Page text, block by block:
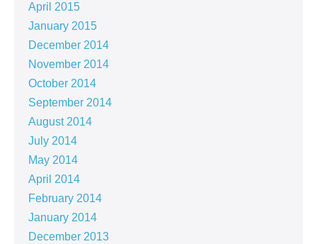
April 2015
January 2015
December 2014
November 2014
October 2014
September 2014
August 2014
July 2014
May 2014
April 2014
February 2014
January 2014
December 2013